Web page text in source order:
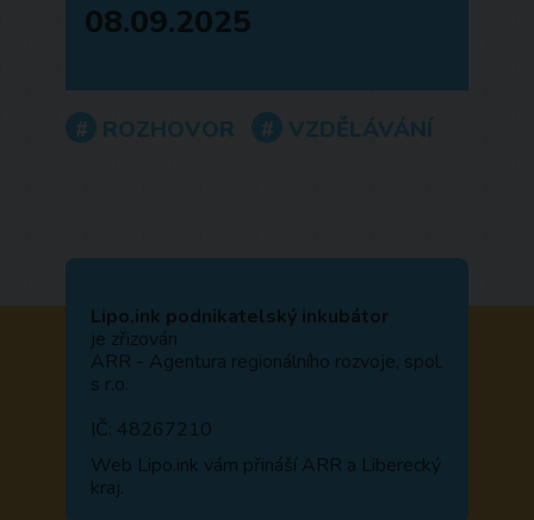
08.09.2025
ROZHOVOR VZDĚLÁVÁNÍ
Lipo.ink podnikatelský inkubátor
je zřizován
ARR - Agentura regionálního rozvoje, spol.
s r.o.
IČ: 48267210
Web Lipo.ink vám přináší ARR a Liberecký
kraj.